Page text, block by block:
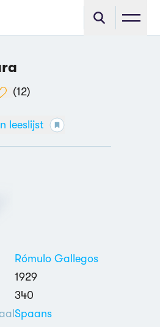
(12)
leeslijst
Rómulo Gallegos
1929
340
Spaans